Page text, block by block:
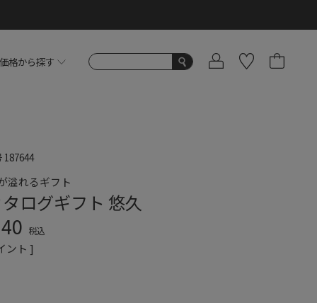
価格から探す
187644
溢れるギフト
ログギフト 悠久
税込
ント ]